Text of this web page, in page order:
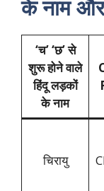
के नाम
‘च’ ‘छ’ से
शुरू होने वाले
हिंदू लड़कों
के नाम
चिरायु